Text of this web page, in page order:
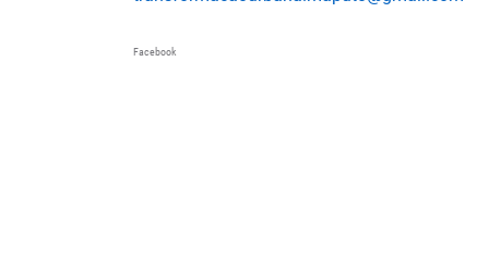
Facebook